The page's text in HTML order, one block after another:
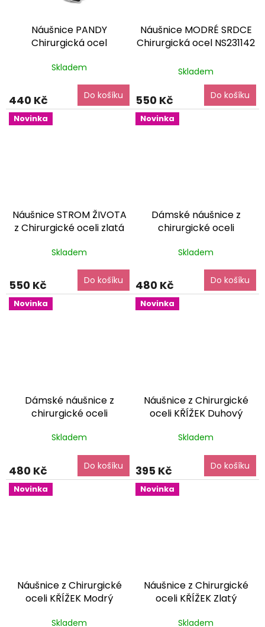
Náušnice PANDY
Chirurgická ocel
zdarma
Skladem
440 Kč Do košíku
Náušnice MODRÉ SRDCE
Chirurgická ocel NS231142
hodnocení
produktu
5,0
Skladem
550 Kč Do košíku
Novinka
Náušnice STROM ŽIVOTA
z Chirurgické oceli zlatá
zdarma
Skladem
550 Kč Do košíku
Novinka
Dámské náušnice z
chirurgické oceli
balení zdarma
Skladem
480 Kč Do košíku
Novinka
Dámské náušnice z
chirurgické oceli
zdarma
Skladem
480 Kč Do košíku
Novinka
Náušnice z Chirurgické
oceli KŘÍŽEK Duhový
balení zdarma
Skladem
395 Kč Do košíku
Novinka
Náušnice z Chirurgické
oceli KŘÍŽEK Modrý
Skladem
Novinka
Náušnice z Chirurgické
oceli KŘÍŽEK Zlatý
Skladem